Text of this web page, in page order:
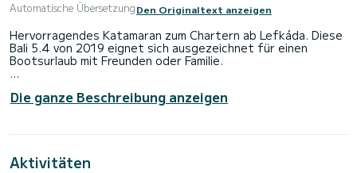
Automatische ÜbersetzungDen Originaltext anzeigen
Hervorragendes Katamaran zum Chartern ab Lefkáda. Diese
Bali 5.4 von 2019 eignet sich ausgezeichnet für einen
Bootsurlaub mit Freunden oder Familie.
Personen. Mit seinen 17 Metern Länge und einer
Motorleistung von 160 PS bietet sich das Schiff als idealer
Umgebung von Lefkáda.
Für Ihren Komfort verfügt Kos 54.Cat über 6 Toiletten mit
Die ganze Beschreibung anzeigen
Aktivitäten